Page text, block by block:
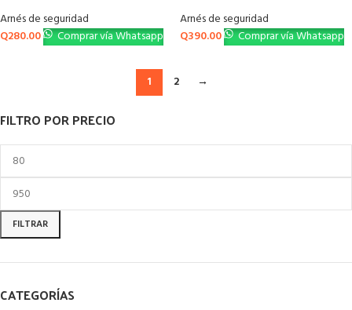
FILTRO POR PRECIO
FILTRAR
CATEGORÍAS
Arnés de seguridad
Q280.00 Comprar vía Whatsapp
Arnés de seguridad
Q390.00 Comprar vía Whatsapp
1 2 →